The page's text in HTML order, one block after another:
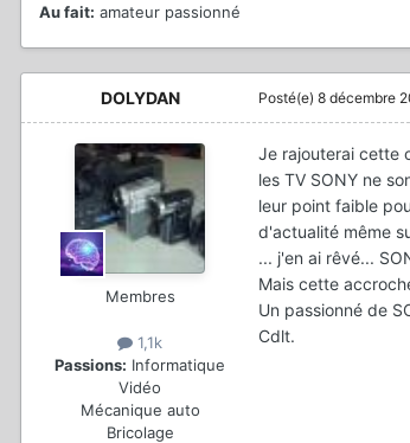
Au fait: amateur passionné
DOLYDAN
Membres
1,1k
Passions: Informatique
Vidéo
Mécanique auto
Bricolage
Posté(e) 8 décembre
Je rajouterai cette
les TV SONY ne
leur point faible
d'actualité même
... j'en ai rêvé...
Mais cette
Un passionné de
Cdlt.